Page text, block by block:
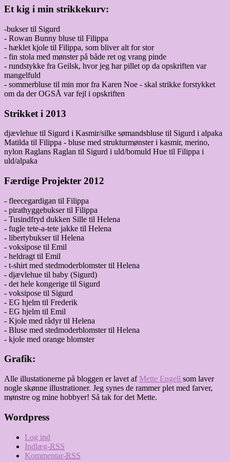
Et kig i min strikkekurv:
-bukser til Sigurd
- Rowan Bunny bluse til Filippa
- hæklet kjole til Filippa, som bliver alt for stor
- fin stola med mønster på både ret og vrang pinde
- rundstykke fra Geilsk, hvor jeg har pillet op da opskriften var
mangelfuld
- sommerbluse til min mor fra Karen Noe - skal strikke forstykket
om da der OGSÅ var fejl i opskriften
Strikket i 2013
djævlehue til Sigurd i Kasmir/silke sømandsbluse til Sigurd i alpaka
Matilda til Filippa - bluse med strukturmønster i kasmir, merino,
nylon Raglans Raglan til Sigurd i uld/bomuld Hue til Filippa i
uld/alpaka
Færdige Projekter 2012
- fleecegardigan til Filippa
- pirathyggebukser til Filippa
- Tusindfryd dukken Sille til Helena
- fugle tete-a-tete jakke til Helena
- libertybukser til Helena
- voksipose til Emil
- heldragt til Emil
- t-shirt med stedmoderblomster til Helena
- djævlehue til baby (Sigurd)
- det hele kongerige til Sigurd
- voksipose til Sigurd
- EG hjelm til Frederik
- EG hjelm til Emil
- Kjole med rådyr til Helena
- Bluse med stedmoderblomster til Helena
- kjole med orange blomster
Grafik:
Alle illustationerne på bloggen er lavet af Mette Engell som laver
nogle skønne illustrationer. Jeg synes de rammer plet med farver,
mønstre og mine hobbyer! Så tak for det Mette.
Wordpress
Log ind
Indlæg-RSS
Kommentar-RSS